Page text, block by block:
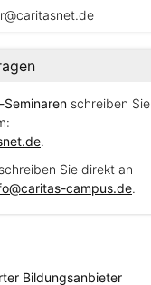
schreiben Sie
.
schreiben Sie direkt an
campus.de.
Bildungsanbieter